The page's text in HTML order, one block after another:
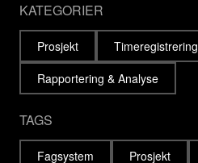
KATEGORIER
Prosjekt
Timeregistrering
Rapportering & Analyse
TAGS
Fagsystem Prosjekt